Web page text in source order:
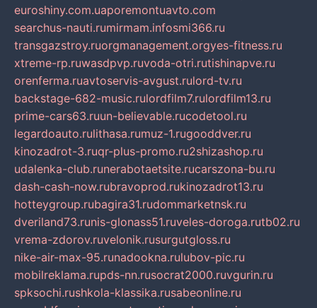
euroshiny.com.uaporemontuavto.com
searchus-nauti.rumirmam.infosmi366.ru
transgazstroy.ruorgmanagement.orgyes-fitness.ru
xtreme-rp.ruwasdpvp.ruvoda-otri.rutishinapve.ru
orenferma.ruavtoservis-avgust.rulord-tv.ru
backstage-682-music.rulordfilm7.rulordfilm13.ru
prime-cars63.ruun-believable.rucodetool.ru
legardoauto.rulithasa.rumuz-1.rugooddver.ru
kinozadrot-3.ruqr-plus-promo.ru2shizashop.ru
udalenka-club.runerabotaetsite.rucarszona-bu.ru
dash-cash-now.rubravoprod.rukinozadrot13.ru
hotteygroup.rubagira31.rudommarketnsk.ru
dveriland73.runis-glonass51.ruveles-doroga.rutb02.ru
vrema-zdorov.ruvelonik.rusurgutgloss.ru
nike-air-max-95.runadookna.rulubov-pic.ru
mobilreklama.rupds-nn.rusocrat2000.ruvgurin.ru
spksochi.rushkola-klassika.rusabeonline.ru